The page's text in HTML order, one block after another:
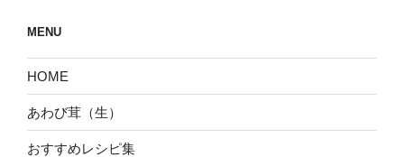
MENU
HOME
あわび茸（生）
おすすめレシピ集